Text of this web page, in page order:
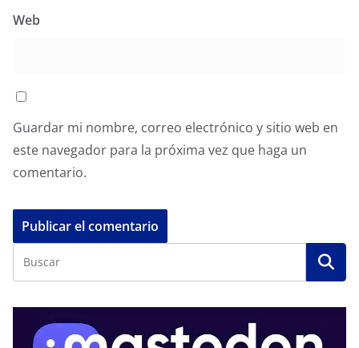
Web
Guardar mi nombre, correo electrónico y sitio web en
este navegador para la próxima vez que haga un
comentario.